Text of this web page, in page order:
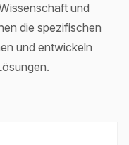
und
die spezifischen
und entwickeln